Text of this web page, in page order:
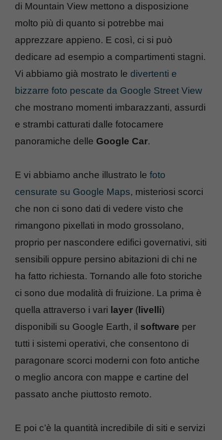
di Mountain View mettono a disposizione
molto più di quanto si potrebbe mai
apprezzare appieno. E così, ci si può
dedicare ad esempio a compartimenti stagni.
Vi abbiamo già mostrato le divertenti e
bizzarre foto pescate da Google Street View
che mostrano momenti imbarazzanti, assurdi
e strambi catturati dalle fotocamere
panoramiche delle Google Car.
E vi abbiamo anche illustrato le foto
censurate su Google Maps, misteriosi scorci
che non ci sono dati di vedere visto che
rimangono pixellati in modo grossolano,
proprio per nascondere edifici governativi, siti
sensibili oppure persino abitazioni di chi ne
ha fatto richiesta. Tornando alle foto storiche
ci sono due modalità di fruizione. La prima è
quella attraverso i vari layer (livelli)
disponibili su Google Earth, il software per
tutti i sistemi operativi, che consentono di
paragonare scorci moderni con foto antiche
o meglio ancora con mappe e cartine del
passato anche piuttosto remoto.
E poi c’è la quantità incredibile di siti e servizi